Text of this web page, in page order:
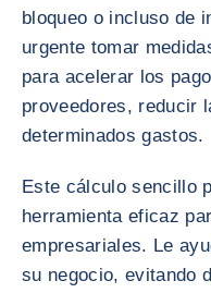
bloqueo o incluso de
urgente tomar
para acelerar los
proveedores, reducir
determinados gastos.
Este cálculo sencillo
herramienta eficaz
empresariales. Le
su negocio, evitando